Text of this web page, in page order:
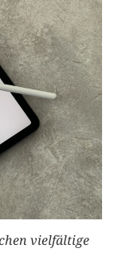
vielfältige